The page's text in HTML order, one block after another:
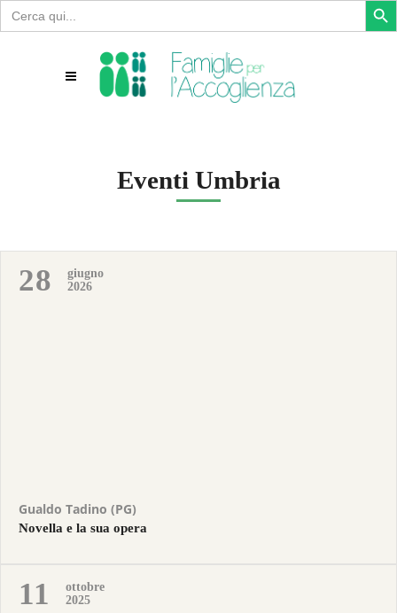
Search
for:
Eventi Umbria
28
giugno
2026
Gualdo Tadino (PG)
Novella e la sua opera
11
ottobre
2025